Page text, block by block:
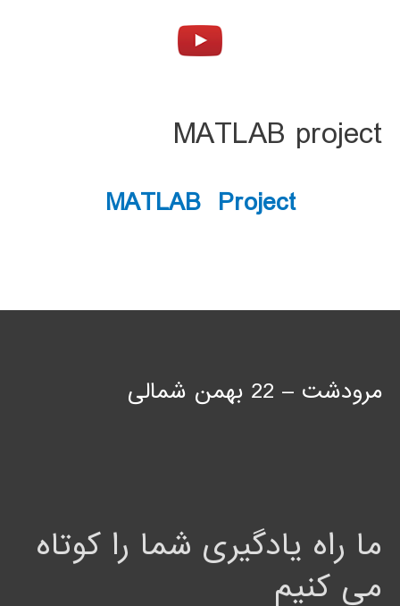
MATLAB project
MATLAB Project
مرودشت – 22 بهمن شمالی
ما راه یادگیری شما را کوتاه
می کنیم